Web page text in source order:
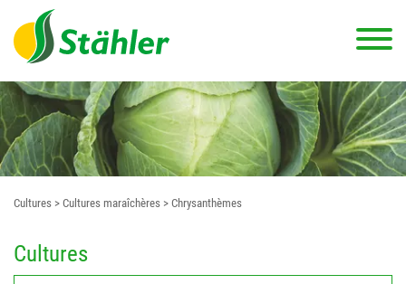
Cultures > Cultures maraîchères > Chrysanthèmes
Cultures